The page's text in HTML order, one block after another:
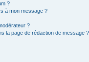
?
à mon message ?
?
la page de rédaction de message ?